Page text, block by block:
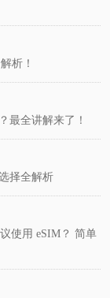
析！
最全讲解来了！
择全解析
使用 eSIM？ 简单